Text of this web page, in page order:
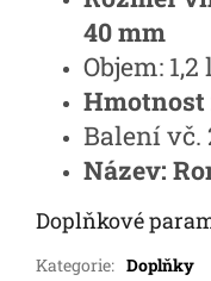
40 mm
Objem: 1,2 l
Hmotnost
Balení vč.
Název:
Doplňkové
Kategorie: Doplňky